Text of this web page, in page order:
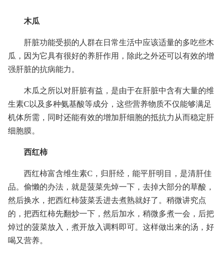
木瓜
肝脏功能受损的人群在日常生活中应该适量的多吃些木
瓜，因为它具有很好的养肝作用，除此之外还可以有效的增
强肝脏的抗病能力。
木瓜之所以对肝脏有益，是由于在肝脏中含有大量的维
生素C以及多种氨基酸等成分，这些营养物质不仅能够满足
机体所需，同时还能有效的增加肝细胞的抵抗力从而稳定肝
细胞膜。
西红柿
西红柿富含维生素C，归肝经，能平肝明目，是清肝佳
品。偷懒的办法，就是菠菜先焯一下，去掉大部分的草酸，
然后换水，把西红柿菠菜丢进去煮熟就好了。稍微讲究点
的，把西红柿先翻炒一下，然后加水，稍微多煮一会，后把
焯过的菠菜放入，煮开放入调料即可。这样做出来的汤，好
喝又营养。